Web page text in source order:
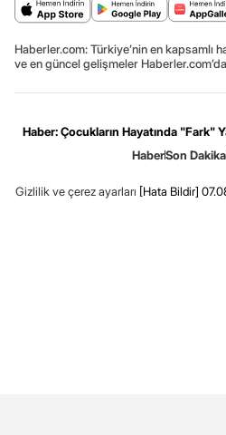
Haberler.com: Türkiye’nin en kapsamlı
ve en güncel gelişmeler
Haber: Çocukların Hayatında "Fark"
HaberSon Dakika
Gizlilik ve çerez ayarları [Hata Bildir]